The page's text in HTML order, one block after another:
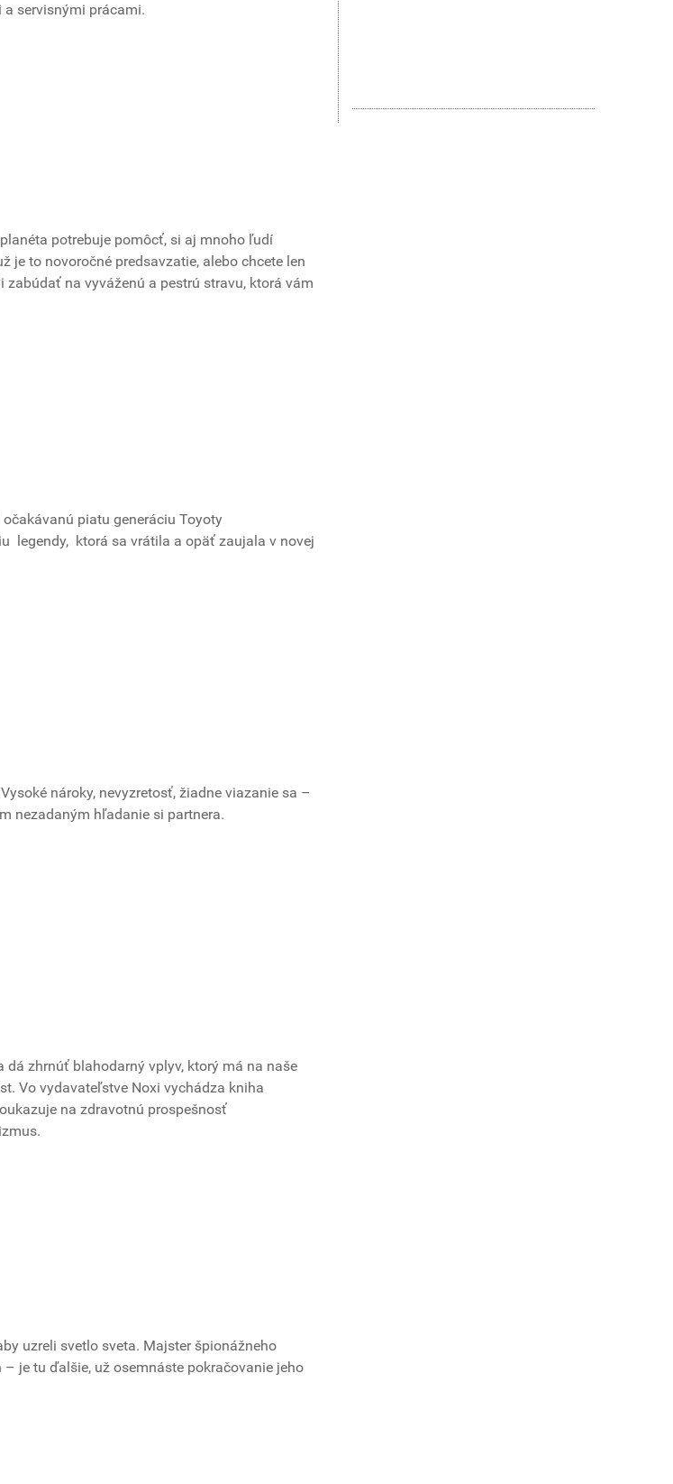
servisnými prácami.
potrebuje pomôcť, si aj mnoho ľudí
je to novoročné predsavzatie, alebo chcete len
na vyváženú a pestrú stravu, ktorá vám
piatu generáciu Toyoty
legendy, ktorá sa vrátila a opäť zaujala v novej
nároky, nevyzretosť, žiadne viazanie sa –
nezadaným hľadanie si partnera.
zhrnúť blahodarný vplyv, ktorý má na naše
Vo vydavateľstve Noxi vychádza kniha
na zdravotnú prospešnosť
uzreli svetlo sveta. Majster špionážneho
je tu ďalšie, už osemnáste pokračovanie jeho